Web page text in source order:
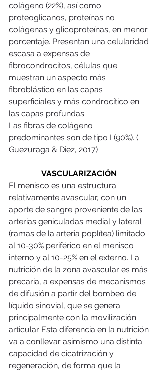
colágeno (22%), así como
proteoglicanos, proteínas no
colágenas y glicoproteínas, en menor
porcentaje. Presentan una celularidad
escasa a expensas de
fibrocondrocitos, células que
muestran un aspecto más
fibroblástico en las capas
superficiales y más condrocítico en
las capas profundas.
Las fibras de colágeno
predominantes son de tipo I (90%). (
Guezuraga & Diez, 2017)
VASCULARIZACIÓN
El menisco es una estructura
relativamente avascular, con un
aporte de sangre proveniente de las
arterias geniculadas medial y lateral
(ramas de la arteria poplítea) limitado
al 10-30% periférico en el menisco
interno y al 10-25% en el externo. La
nutrición de la zona avascular es más
precaria, a expensas de mecanismos
de difusión a partir del bombeo de
líquido sinovial, que se genera
principalmente con la movilización
articular Esta diferencia en la nutrición
va a conllevar asimismo una distinta
capacidad de cicatrización y
regeneración, de forma que la